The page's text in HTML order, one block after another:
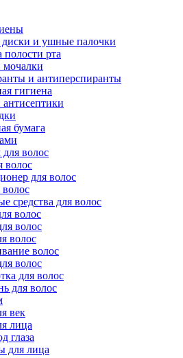
и ушные палочки
полости рта
мочалки
и антиперспиранты
гигиена
бумага
для волос
волос
для волос
средства для волос
волос
волос
волос
волос
волос
для волос
для волос
век
лица
глаза
для лица